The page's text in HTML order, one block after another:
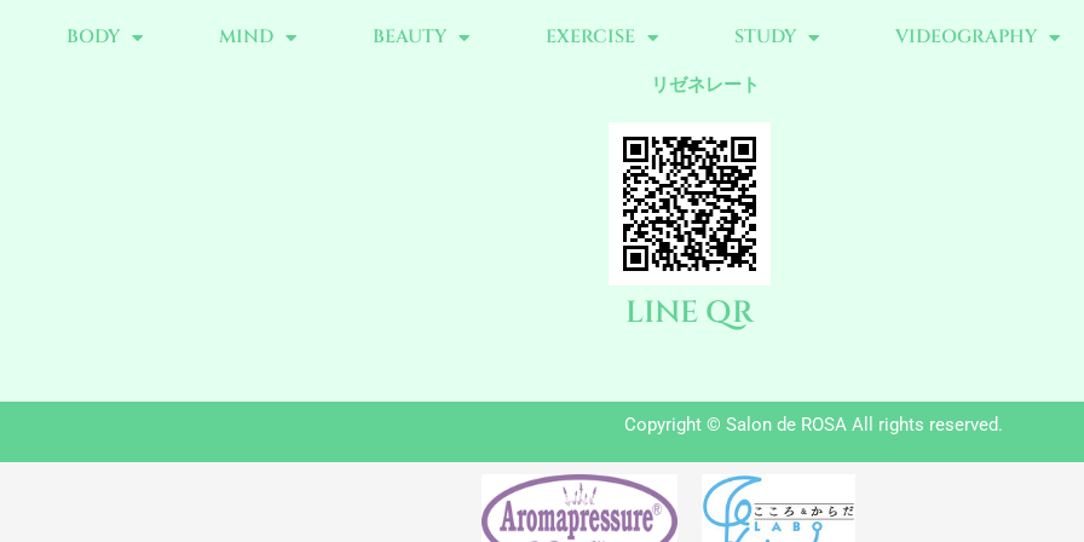
BODY MIND BEAUTY EXERCISE STUDY VIDEOGRAPHY
リゼネレート
LINE QR
Copyright © Salon de ROSA All rights reserved.